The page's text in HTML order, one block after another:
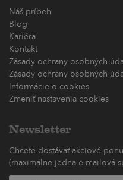
Náš príbeh
Blog
Kariéra
Kontakt
Zásady ochrany osobných
Zásady ochrany osobných
Informácie o cookies
Zmeniť nastavenia cookies
Newsletter
Chcete dostávať akciové
(maximálne jedna e-mailová